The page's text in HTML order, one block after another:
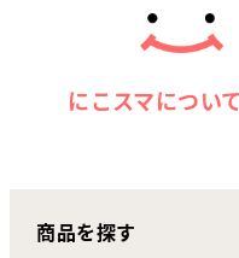
サポートセンター
お客さまの声
にこスマ通信
にこスマについ
商品を探す